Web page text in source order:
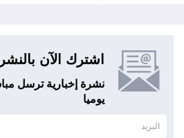
اشترك الآن
نشرة إخبارية ترسل
يوميا